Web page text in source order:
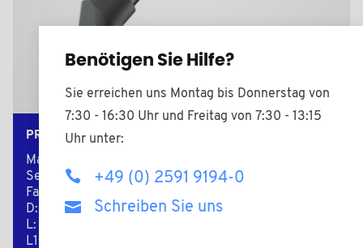
PR30PL250B
Material: Polyamid +30% Glasfaser
Sekundäres Material: - Kunststoffrohr
Farbe: schwarz
D: 30,0
L: 250,0
L1: 290,0
Benötigen Sie Hilfe?
Sie erreichen uns Montag bis Donnerstag von
7:30 - 16:30 Uhr und Freitag von 7:30 - 13:15
Uhr unter:
+49 (0) 2591 9194-0
Schreiben Sie uns